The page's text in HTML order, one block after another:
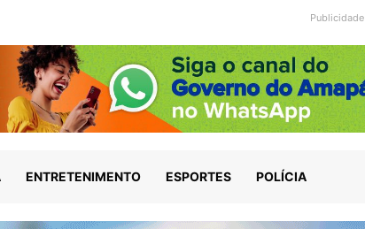
Publicidade
ENTRETENIMENTO ESPORTES POLÍCIA